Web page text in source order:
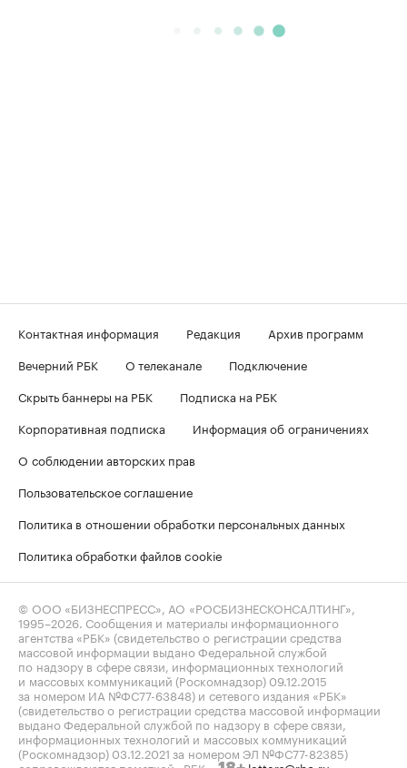
Контактная информация Редакция
Архив программ
Вечерний РБК
О телеканале
Подключение
Скрыть баннеры на РБК
Подписка на РБК
Корпоративная подписка
Информация об ограничениях
О соблюдении авторских прав
Пользовательское соглашение
Политика в отношении обработки персональных данных
Политика обработки файлов cookie
© ООО «БИЗНЕСПРЕСС», АО «РОСБИЗНЕСКОНСАЛТИНГ»,
1995–2026 . Сообщения и материалы информационного
агентства «РБК» (свидетельство о регистрации средства
массовой информации выдано Федеральной службой
по надзору в сфере связи, информационных технологий
и массовых коммуникаций (Роскомнадзор) 09.12.2015
за номером ИА №ФС77-63848) и сетевого издания «РБК»
(свидетельство о регистрации средства массовой информации
выдано Федеральной службой по надзору в сфере связи,
информационных технологий и массовых коммуникаций
(Роскомнадзор) 03.12.2021 за номером ЭЛ №ФС77-82385)